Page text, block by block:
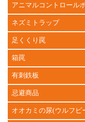
アニマルコントロール
ネズミトラップ
足くくり罠
箱罠
有刺鉄板
忌避商品
オオカミの尿(ウルフピ